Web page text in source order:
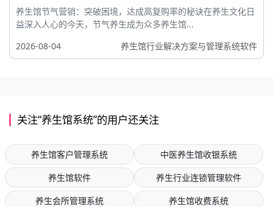
养生馆节气营销：突破困境，达成高复购率的秘诀在养生文化日
益深入人心的今天，节气养生成为众多养生馆...
2026-08-04
养生馆行业解决方案与管理系统软件
关注“养生馆系统”的用户还关注
养生馆客户管理系统
中医养生馆收银系统
养生馆软件
养生行业连锁管理软件
养生会所管理系统
养生馆收费系统